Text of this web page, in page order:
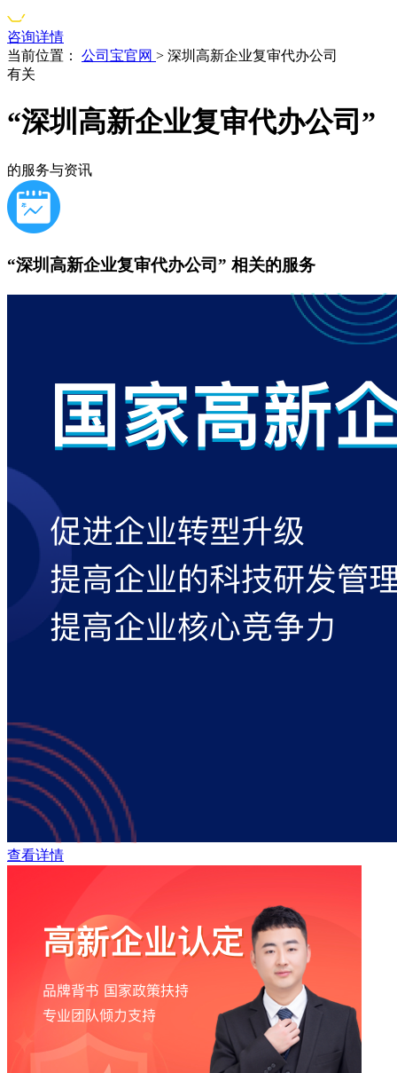
咨询详情
当前位置：
公司宝官网 > 深圳高新企业复审代办公司
有关
“深圳高新企业复审代办公司”
的服务与资讯
“深圳高新企业复审代办公司” 相关的服务
查看详情